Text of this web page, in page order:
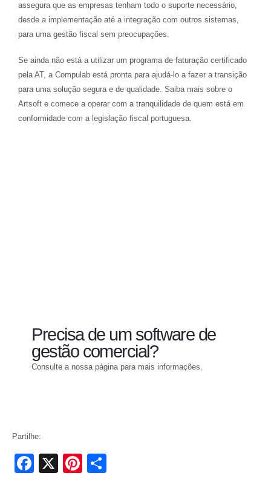
assegura que as empresas tenham todo o suporte necessário,
desde a implementação até a integração com outros sistemas,
para uma gestão fiscal sem preocupações.
Se ainda não está a utilizar um programa de faturação certificado
pela AT, a Compulab está pronta para ajudá-lo a fazer a transição
para uma solução segura e de qualidade. Saiba mais sobre o
Artsoft e comece a operar com a tranquilidade de quem está em
conformidade com a legislação fiscal portuguesa.
Precisa de um software de
gestão comercial?
Consulte a nossa página para mais informações.
Partilhe:
Facebook
X Pinterest